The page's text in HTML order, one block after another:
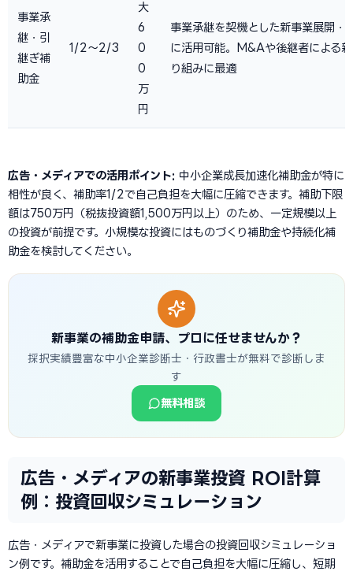
事業承
継・引
継ぎ補
助金
1/2〜2/3
大
6
0
0
万
円
事業承継を契機とした新事業展開・
に活用可能。M&Aや後継者による
り組みに最適
広告・メディアでの活用ポイント: 中小企業成長加速化補助金が特に
相性が良く、補助率1/2で自己負担を大幅に圧縮できます。補助下限
額は750万円（税抜投資額1,500万円以上）のため、一定規模以上
の投資が前提です。小規模な投資にはものづくり補助金や持続化補
助金を検討してください。
新事業の補助金申請、プロに任せませんか？
採択実績豊富な中小企業診断士・行政書士が無料で診断しま
す
無料相談
広告・メディアの新事業投資 ROI計算
例：投資回収シミュレーション
広告・メディアで新事業に投資した場合の投資回収シミュレーショ
ン例です。補助金を活用することで自己負担を大幅に圧縮し、短期